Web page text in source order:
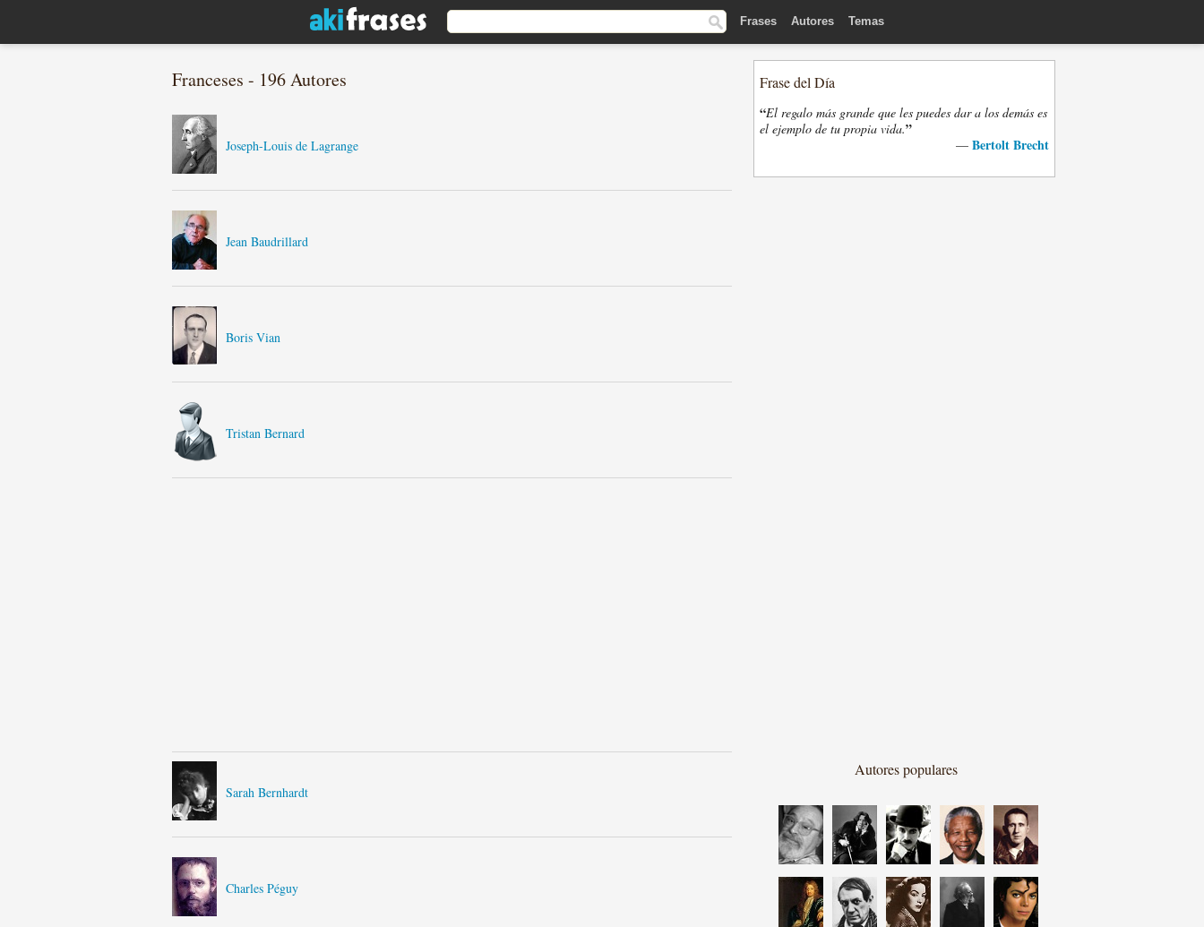
Frases Autores Temas
Franceses - 196 Autores
Joseph-Louis de Lagrange
Jean Baudrillard
Boris Vian
Tristan Bernard
Sarah Bernhardt
Charles Péguy
Frase del Día
“El regalo más grande que les puedes dar a los demás es
el ejemplo de tu propia vida.”
— Bertolt Brecht
Autores populares